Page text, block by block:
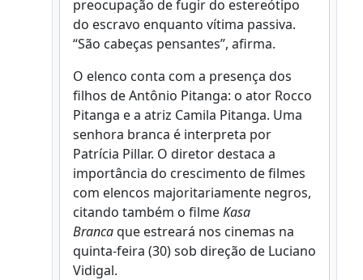
preocupação de fugir do estereótipo
do escravo enquanto vítima passiva.
“São cabeças pensantes”, afirma.
O elenco conta com a presença dos
filhos de Antônio Pitanga: o ator Rocco
Pitanga e a atriz Camila Pitanga. Uma
senhora branca é interpreta por
Patrícia Pillar. O diretor destaca a
importância do crescimento de filmes
com elencos majoritariamente negros,
citando também o filmeKasa
Brancaque estreará nos cinemas na
quinta-feira (30) sob direção de Luciano
Vidigal.